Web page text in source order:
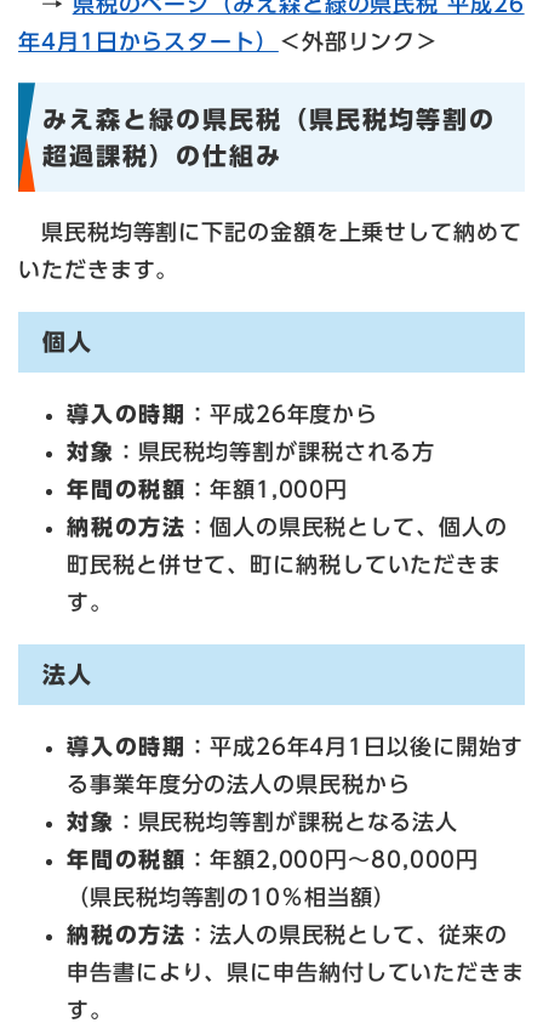
年4月1日からスタート）
＜外部リンク＞
みえ森と緑の県民税（県民税均等割の
超過課税）の仕組み
県民税均等割に下記の金額を上乗せして納めて
いただきます。
個人
導入の時期
：平成26年度から
対象 ：県民税均等割が課税される方
年間の税額 ：年額1,000円
納税の方法 ：個人の県民税として、個人の
町民税と併せて、町に納税していただきま
す。
法人
導入の時期
：平成26年4月1日以後に開始す
る事業年度分の法人の県民税から
対象 ：県民税均等割が課税となる法人
年間の税額 ：年額2,000円～80,000円
（県民税均等割の10％相当額）
納税の方法 ：法人の県民税として、従来の
申告書により、県に申告納付していただきま
す。